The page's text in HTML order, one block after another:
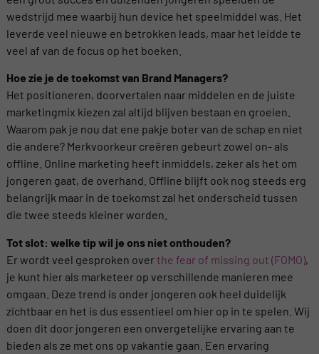
wedstrijd mee waarbij hun device het speelmiddel was. Het
leverde veel nieuwe en betrokken leads, maar het leidde te
veel af van de focus op het boeken.
Hoe zie je de toekomst van Brand Managers?
Het positioneren, doorvertalen naar middelen en de juiste
marketingmix kiezen zal altijd blijven bestaan en groeien.
Waarom pak je nou dat ene pakje boter van de schap en niet
die andere? Merkvoorkeur creëren gebeurt zowel on- als
offline. Online marketing heeft inmiddels, zeker als het om
jongeren gaat, de overhand. Offline blijft ook nog steeds erg
belangrijk maar in de toekomst zal het onderscheid tussen
die twee steeds kleiner worden.
Tot slot: welke tip wil je ons niet onthouden?
Er wordt veel gesproken overthe fear of missing out (FOMO),
je kunt hier als marketeer op verschillende manieren mee
omgaan. Deze trend is onder jongeren ook heel duidelijk
zichtbaar en het is dus essentieel om hier op in te spelen. Wij
doen dit door jongeren een onvergetelijke ervaring aan te
bieden als ze met ons op vakantie gaan. Een ervaring